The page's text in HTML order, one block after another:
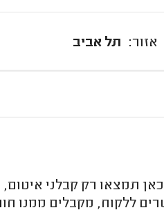
תל אביב
תמצאו רק קבלני איטום,
ללקוח, מקבלים ממנו